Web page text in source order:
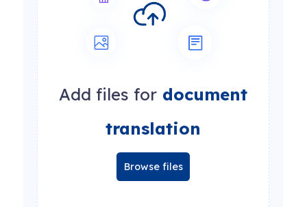
Add files for document
translation
Browse files